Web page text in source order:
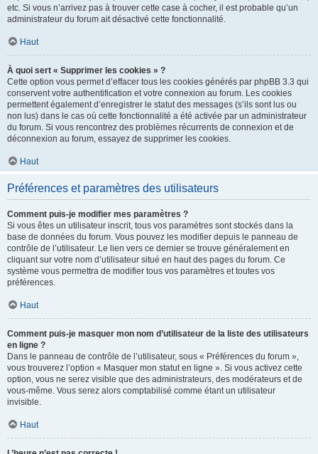
etc. Si vous n’arrivez pas à trouver cette case à cocher, il est probable qu’un
administrateur du forum ait désactivé cette fonctionnalité.
Haut
À quoi sert « Supprimer les cookies » ?
Cette option vous permet d’effacer tous les cookies générés par phpBB 3.3 qui
conservent votre authentification et votre connexion au forum. Les cookies
permettent également d’enregistrer le statut des messages (s’ils sont lus ou
non lus) dans le cas où cette fonctionnalité a été activée par un administrateur
du forum. Si vous rencontrez des problèmes récurrents de connexion et de
déconnexion au forum, essayez de supprimer les cookies.
Haut
Préférences et paramètres des utilisateurs
Comment puis-je modifier mes paramètres ?
Si vous êtes un utilisateur inscrit, tous vos paramètres sont stockés dans la
base de données du forum. Vous pouvez les modifier depuis le panneau de
contrôle de l’utilisateur. Le lien vers ce dernier se trouve généralement en
cliquant sur votre nom d’utilisateur situé en haut des pages du forum. Ce
système vous permettra de modifier tous vos paramètres et toutes vos
préférences.
Haut
Comment puis-je masquer mon nom d’utilisateur de la liste des utilisateurs
en ligne ?
Dans le panneau de contrôle de l’utilisateur, sous « Préférences du forum »,
vous trouverez l’option « Masquer mon statut en ligne ». Si vous activez cette
option, vous ne serez visible que des administrateurs, des modérateurs et de
vous-même. Vous serez alors comptabilisé comme étant un utilisateur
invisible.
Haut